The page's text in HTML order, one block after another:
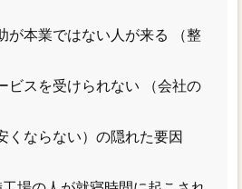
本業ではない人が来る （整
ビスを受けられない （会社の
くならない）の隠れた要因